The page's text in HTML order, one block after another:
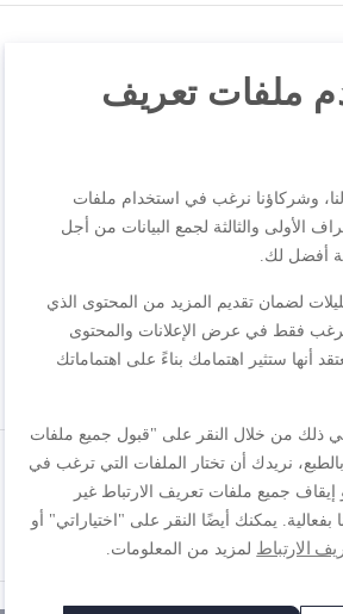
ملفات تعريف
وشركاؤنا نرغب في استخدام ملفات
الأولى والثالثة لجمع البيانات من أجل
أفضل لك.
لضمان تقديم المزيد من المحتوى الذي
فقط في عرض الإعلانات والمحتوى
أنها ستثير اهتمامك بناءً على اهتماماتك
في ذلك من خلال النقر على "قبول جميع ملفات
نريدك أن تختار الملفات التي ترغب في
إيقاف جميع ملفات تعريف الارتباط غير
يمكنك أيضًا النقر على "اختياراتي" أو
الارتباط لمزيد من المعلومات.